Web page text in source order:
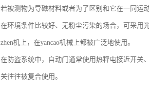
若被测物为导磁材料或者为了区别和它在一同运
在环境条件比较好、无粉尘污染的场合，可采用
zhen机上，在yancao机械上都被广泛地使用。
在防盗系统中，自动门通常使用热释电接近开关
关往往被复合使用。